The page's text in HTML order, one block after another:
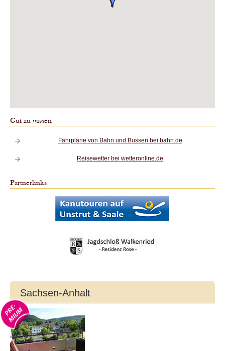
Gut zu wissen
Fahrpläne von Bahn und Bussen bei bahn.de
Reisewetter bei wetteronline.de
Partnerlinks
Sachsen-Anhalt